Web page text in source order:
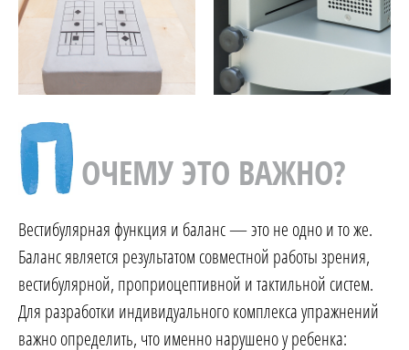
ОЧЕМУ ЭТО ВАЖНО?
Вестибулярная функция и баланс — это не одно и то же.
Баланс является результатом совместной работы зрения,
вестибулярной, проприоцептивной и тактильной систем.
Для разработки индивидуального комплекса упражнений
важно определить, что именно нарушено у ребенка: